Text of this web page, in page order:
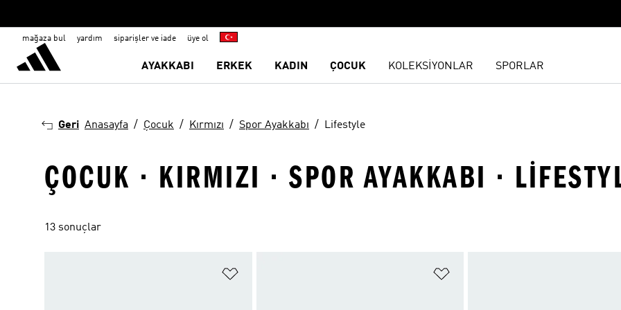
mağaza bul yardım siparişler ve iade üye ol
AYAKKABI ERKEK KADIN ÇOCUK KOLEKSİYONLAR SPORLAR
Geri Anasayfa Çocuk Kırmızı Spor Ayakkabı Lifestyle
ÇOCUK · KIRMIZI · SPOR AYAKKABI ·
13 sonuçlar